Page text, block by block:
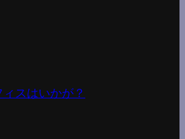
スはいかが？